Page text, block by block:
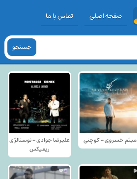
صفحه اصلی تماس با ما
جستجو
میثم خسروی - کوچنی
علیرضا جوادی - نوستالژی
ریمیکس